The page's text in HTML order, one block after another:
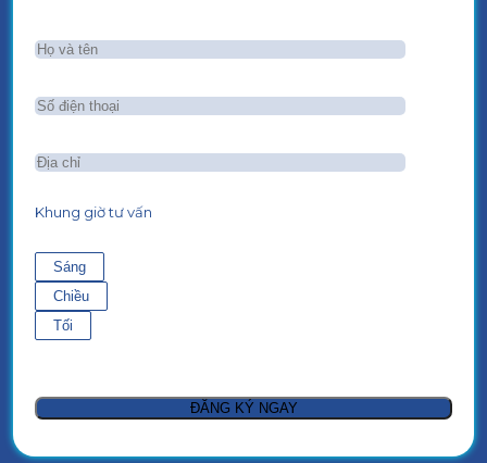
Khung giờ tư vấn
Sáng
Chiều
Tối